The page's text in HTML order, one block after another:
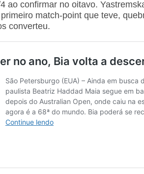
ao confirmar no oitavo.
match-point que teve,
converteu.